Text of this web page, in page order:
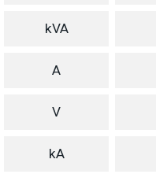
kVA
A
V
kA